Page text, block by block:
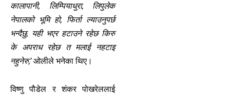
कालापानी, लिम्पियाधुरा, लिपुलेक
नेपालको भूमि हो, फिर्ता ल्याउनुपर्छ
भन्दैछु, यही भएर हटाउने रहेछ किरु
के अपराध रहेछ त मलाई नहटाइ
नहुनेरु,’ओलीले भनेका थिए।
विष्णु पौडेल र शंकर पोखरेललाई